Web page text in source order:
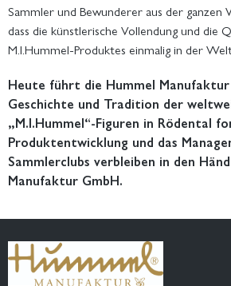
Sammler und Bewunderer aus der ganzen
dass die künstlerische Vollendung und die
M.I.Hummel-Produktes einmalig in der
Heute führt die Hummel Manufaktur
Geschichte und Tradition der
„M.I.Hummel“-Figuren in Rödental
Produktentwicklung und das
Sammlerclubs verbleiben in den
Manufaktur GmbH.